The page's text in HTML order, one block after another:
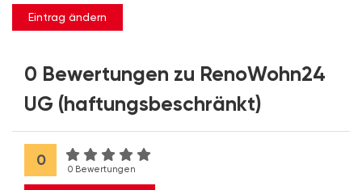
Eintrag ändern
0 Bewertungen zu RenoWohn24
UG (haftungsbeschränkt)
0
0 Bewertungen